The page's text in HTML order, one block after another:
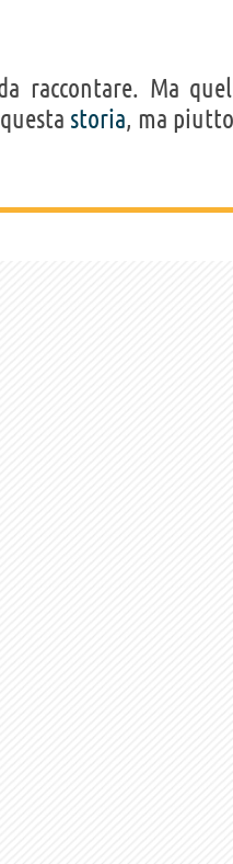
raccontare. Ma
storia, ma